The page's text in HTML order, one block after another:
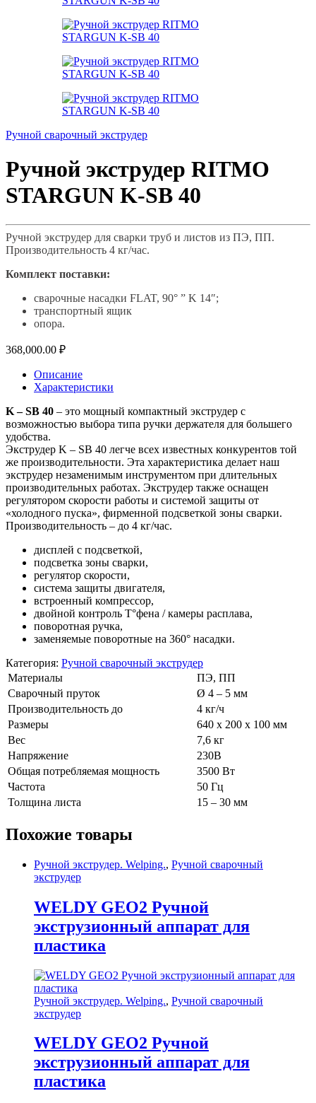
Ручной сварочный экструдер
Ручной экструдер RITMO
STARGUN K-SB 40
Ручной экструдер для сварки труб и листов из ПЭ, ПП.
Производительность 4 кг/час.
Комплект поставки:
сварочные насадки FLAT, 90° ” K 14″;
транспортный ящик
опора.
368,000.00 ₽
Описание
Характеристики
K – SB 40 – это мощный компактный экструдер с
возможностью выбора типа ручки держателя для большего
удобства.
Экструдер K – SB 40 легче всех известных конкурентов той
же производительности. Эта характеристика делает наш
экструдер незаменимым инструментом при длительных
производительных работах. Экструдер также оснащен
регулятором скорости работы и системой защиты от
«холодного пуска», фирменной подсветкой зоны сварки.
Производительность – до 4 кг/час.
дисплей с подсветкой,
подсветка зоны сварки,
регулятор скорости,
система защиты двигателя,
встроенный компрессор,
двойной контроль T°фена / камеры расплава,
поворотная ручка,
заменяемые поворотные на 360° насадки.
Категория: Ручной сварочный экструдер
Материалы
ПЭ, ПП
Сварочный пруток
Ø 4 – 5 мм
Производительность до
4 кг/ч
Размеры
640 x 200 x 100 мм
Вес
7,6 кг
Напряжение
230В
Общая потребляемая мощность
3500 Вт
Частота
50 Гц
Толщина листа
15 – 30 мм
Похожие товары
Ручной экструдер. Welping., Ручной сварочный
экструдер
WELDY GEO2 Ручной
экструзионный аппарат для
пластика
Ручной экструдер. Welping., Ручной сварочный
экструдер
WELDY GEO2 Ручной
экструзионный аппарат для
пластика